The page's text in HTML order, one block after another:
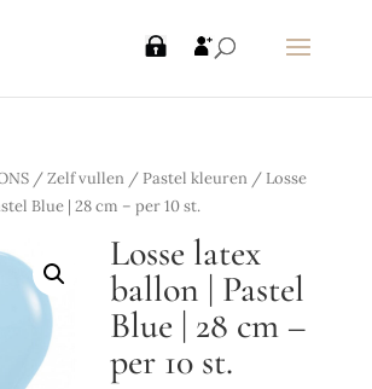
/Zelf vullen/ Pastel kleuren/ Losse
Blue | 28 cm – per 10 st.
Losse latex
ballon | Pastel
Blue | 28 cm –
per 10 st.